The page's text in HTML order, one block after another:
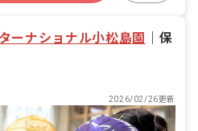
使えないスタッフもいますが、そ
ミュニケーションが取れるスタッ
に入りますので英語スキルに自信
もご安心ください。 ■クラス編
児クラス 6名 1歳児クラス 6
児クラス 6名 3歳児クラス 5名
ーナショナル小松島園
保
2026/02/26更新